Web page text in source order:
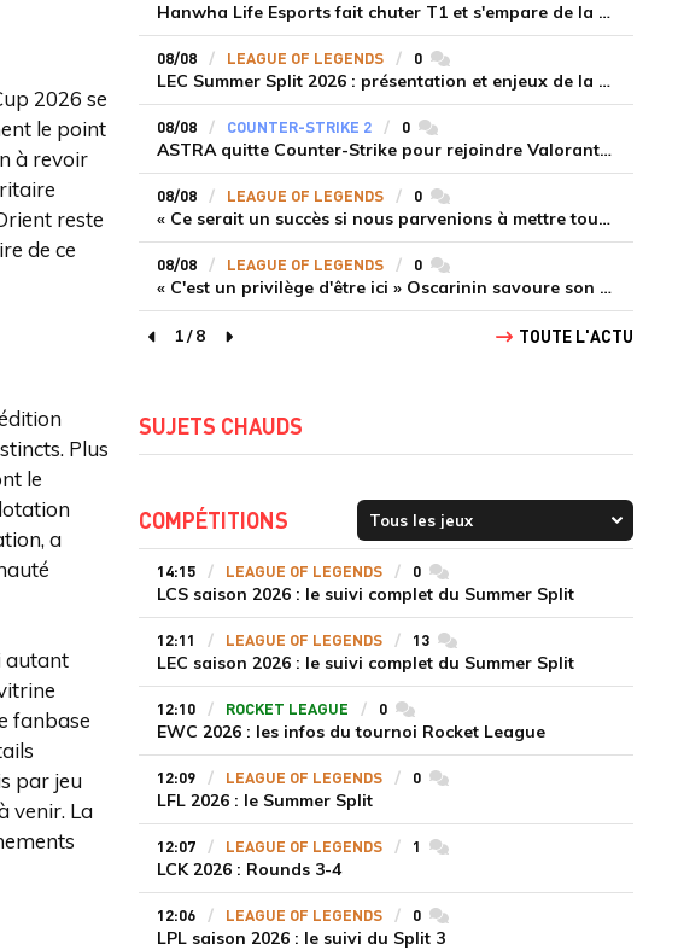
2026 se
le point
à revoir
reste
de ce
Plus
le
a
autant
fanbase
par jeu
venir. La
Hanwha Life Esports fait chuter T1 et s'empare de la deuxième place du Legend Group
08/08 LEAGUE OF LEGENDS 0commentaires
LEC Summer Split 2026 : présentation et enjeux de la troisième semaine de compétition
08/08 COUNTER-STRIKE 2 0commentaires
ASTRA quitte Counter-Strike pour rejoindre Valorant et la scène compétitive Game Changers
08/08 LEAGUE OF LEGENDS 0commentaires
« Ce serait un succès si nous parvenions à mettre tous les joueurs à niveau pour espérer atteindre les playoffs », Nukeduck et Mithy après la victoire de Team Heretics
08/08 LEAGUE OF LEGENDS 0commentaires
« C'est un privilège d'être ici » Oscarinin savoure son retour en LEC et prépare sa revanche
page précédente
1/8
page suivante
TOUTE L'ACTU
SUJETS CHAUDS
COMPÉTITIONS
14:15 LEAGUE OF LEGENDS 0commentaires
LCS saison 2026 : le suivi complet du Summer Split
12:11 LEAGUE OF LEGENDS 13commentaires
LEC saison 2026 : le suivi complet du Summer Split
12:10 ROCKET LEAGUE 0commentaires
EWC 2026 : les infos du tournoi Rocket League
12:09 LEAGUE OF LEGENDS 0commentaires
LFL 2026 : le Summer Split
12:07 LEAGUE OF LEGENDS 1 commentaires
LCK 2026 : Rounds 3-4
12:06 LEAGUE OF LEGENDS 0commentaires
LPL saison 2026 : le suivi du Split 3